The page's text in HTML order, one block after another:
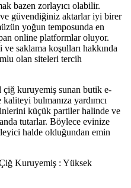
bazen zorlayıcı olabilir.
güvendiğiniz aktarlar iyi birer
yoğun temposunda en
online platformlar oluyor.
saklama koşulları hakkında
olan siteleri tercih
kuruyemiş sunan butik e-
bulmanıza yardımcı
küçük partiler halinde ve
tutarlar. Böylece evinize
halde olduğundan emin
Kuruyemiş : Yüksek